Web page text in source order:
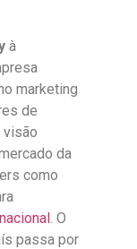
à
marketing
de
visão
da
como
nacional . O
passa por